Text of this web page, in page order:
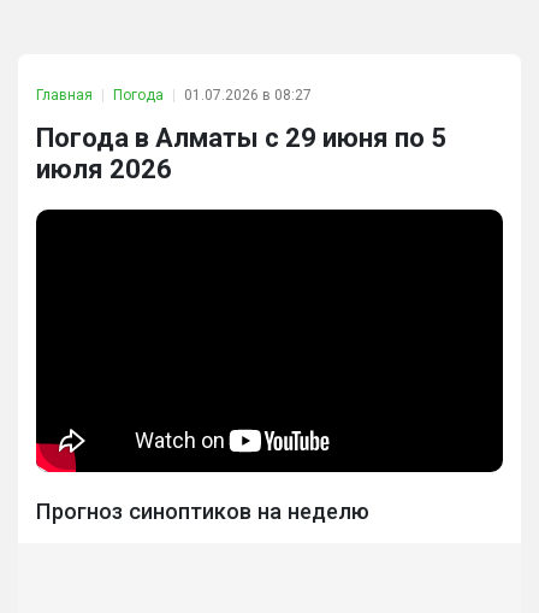
Главная Погода 01.07.2026 в 08:27
Погода в Алматы с 29 июня по 5
июля 2026
Прогноз синоптиков на неделю